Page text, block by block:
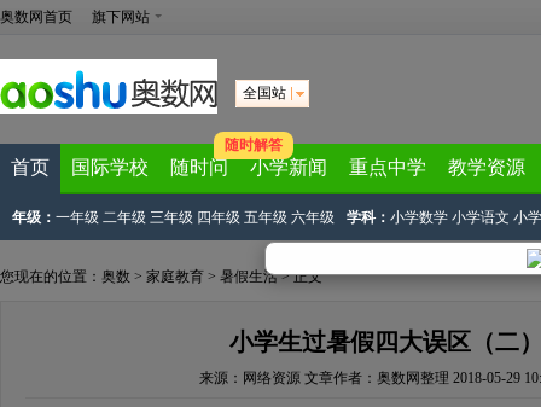
奥数网首页 旗下网站
全国站
首页 国际学校 随时问
随时解答
小学新闻 重点中学 教学资源
年级： 一年级 二年级 三年级 四年级 五年级 六年级 学科： 小学数学 小学语文 小
您现在的位置： 奥数 > 家庭教育 > 暑假生活> 正文
小学生过暑假四大误区（二
来源： 网络资源文章作者：奥数网整理 2018-05-29